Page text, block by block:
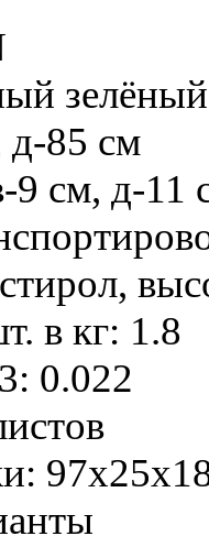
зелёный
д-85 см
9 см, д-11
в кг: 1.8
0.022